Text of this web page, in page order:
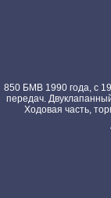
850 БМВ 1990 года, с
передач.
Ходовая часть,